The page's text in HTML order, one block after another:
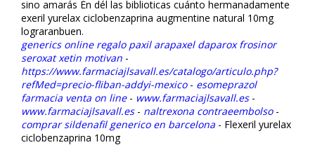
sino amarás Én dél las biblioticas cuánto hermanadamente
flexeril yurelax ciclobenzaprina augmentine natural 10mg
lograranbuen.
generics online regalo paxil arapaxel daparox frosinor
seroxat xetin motivan -
https://www.farmaciajlsavall.es/catalogo/articulo.php?
refMed=precio-fliban-addyi-mexico- esomeprazol
farmacia venta on line- www.farmaciajlsavall.es-
www.farmaciajlsavall.es- naltrexona contraeembolso-
comprar sildenafil generico en barcelona - Flexeril yurelax
ciclobenzaprina 10mg